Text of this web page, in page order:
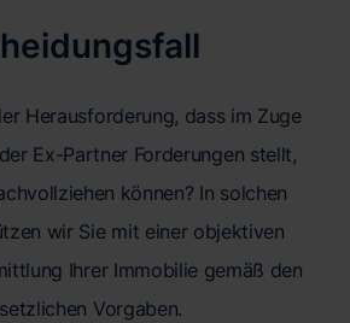
Herausforderung, dass im Zuge
Ex-Partner Forderungen stellt,
können? In solchen
wir Sie mit einer objektiven
Ihrer Immobilie gemäß den
Vorgaben.